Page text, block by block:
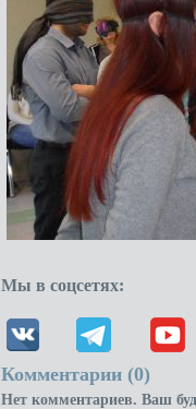
Мы в соцсетях:
Комментарии (0)
Нет комментариев. Ваш